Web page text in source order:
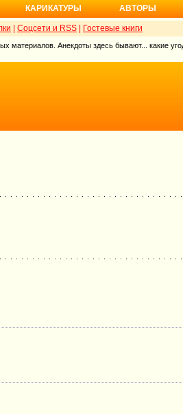
КАРИКАТУРЫ АВТОРЫ
Соцсети и RSS Гостевые книги
материалов. Анекдоты здесь бывают... какие